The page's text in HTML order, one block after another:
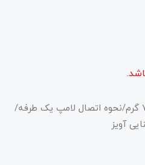
ابعاد۶۰x۴x۴ سانتی‌متر/وزن۷۰۰ گرم/نحوه اتصال لامپ یک طرفه/